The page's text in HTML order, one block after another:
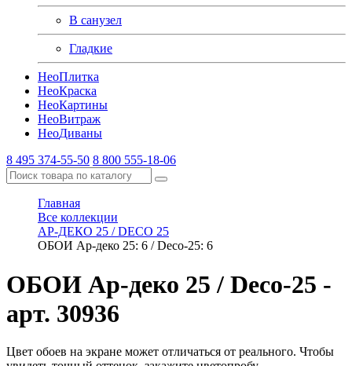
В санузел
Гладкие
НеоПлитка
НеоКраска
НеоКартины
НеоВитраж
НеоДиваны
8 495 374-55-50 8 800 555-18-06
Главная
Все коллекции
АР-ДЕКО 25 / DECO 25
ОБОИ Ар-деко 25: 6 / Deco-25: 6
ОБОИ Ар-деко 25 / Deco-25 -
арт. 30936
Цвет обоев на экране может отличаться от реального. Чтобы